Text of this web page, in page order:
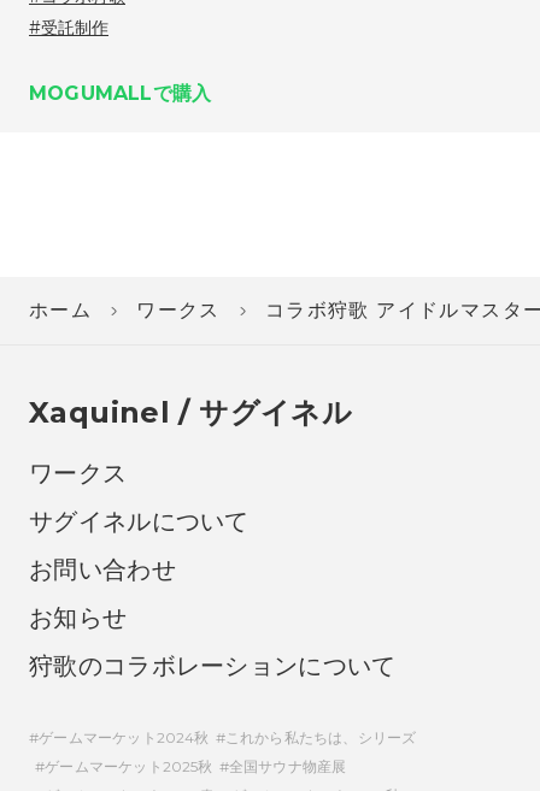
受託制作
MOGUMALLで購入
ホーム ワークス コラボ狩歌 アイドルマス
Xaquinel / サグイネル
ワークス
サグイネルについて
お問い合わせ
お知らせ
狩歌のコラボレーションについて
ゲームマーケット2024秋
これから私たちは、シリーズ
ゲームマーケット2025秋
全国サウナ物産展